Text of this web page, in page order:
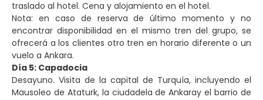
Nota: en caso de reserva de último momento y no
encontrar disponibilidad en el mismo tren del grupo, se
ofrecerá a los clientes otro tren en horario diferente o un
vuelo a Ankara.
Día 5: Capadocia
Desayuno. Visita de la capital de Turquía, incluyendo el
Mausoleo de Ataturk, la ciudadela de Ankaray el barrio de